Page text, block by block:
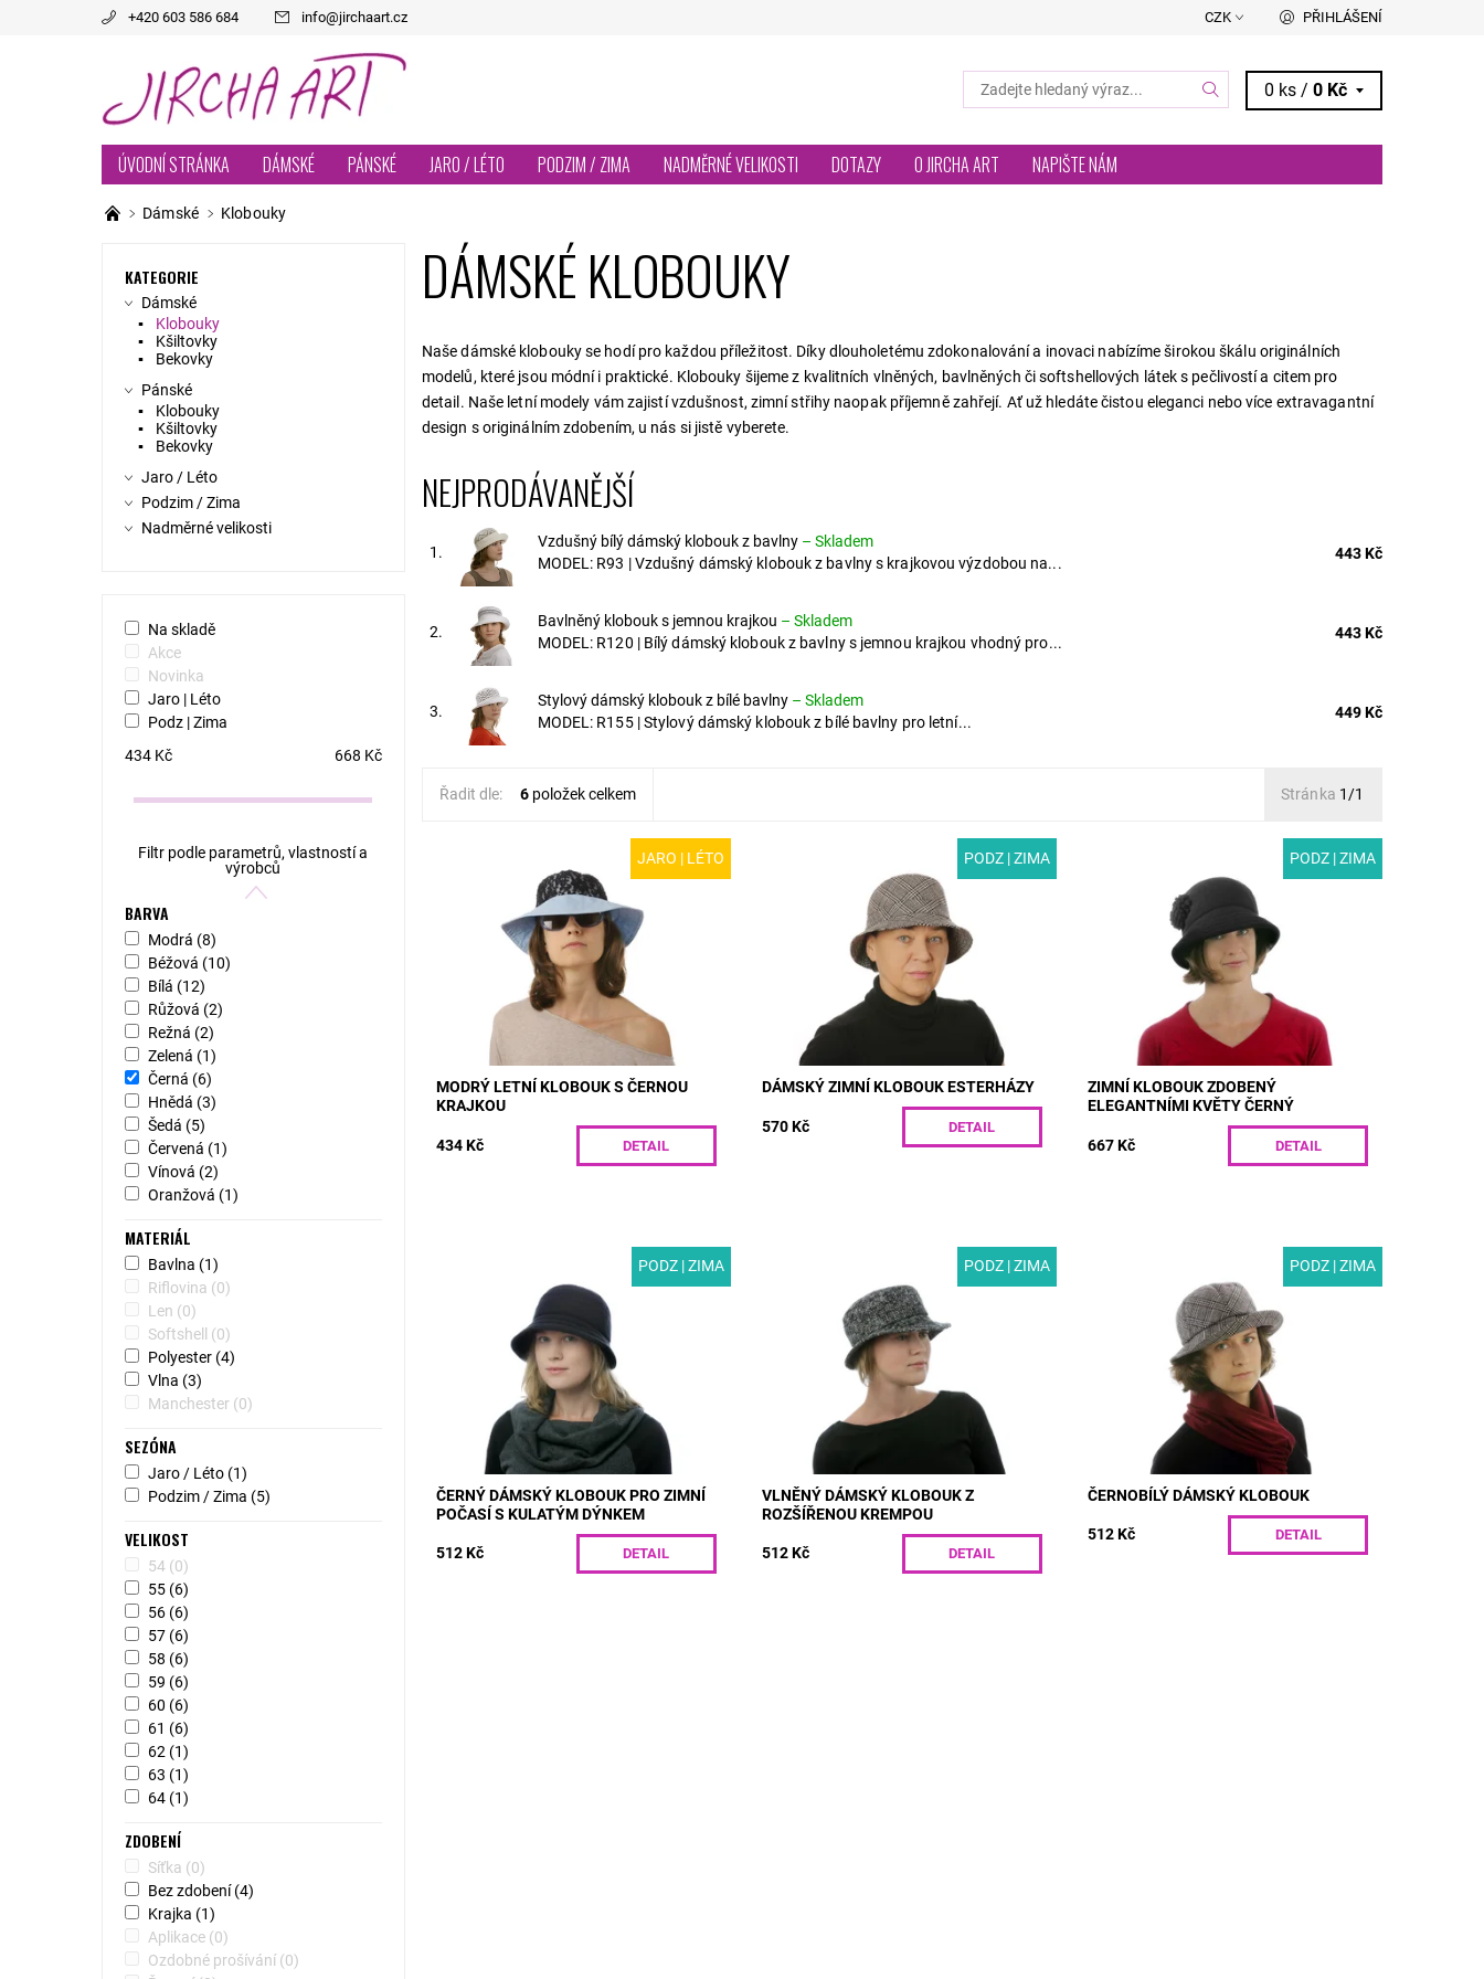
+420 603 586 684 info@jirchaart.cz CZK PŘIHLÁŠENÍ
0 ks /0 Kč
ÚVODNÍ STRÁNKA DÁMSKÉ PÁNSKÉ JARO / LÉTO PODZIM / ZIMA NADMĚRNÉ VELIKOSTI DOTAZY O JIRCHA ART NAPIŠTE NÁM
Dámské Klobouky
DÁMSKÉ KLOBOUKY
Naše dámské klobouky se hodí pro každou příležitost. Díky dlouholetému zdokonalování a inovaci nabízíme širokou škálu originálních
modelů, které jsou módní i praktické. Klobouky šijeme z kvalitních vlněných, bavlněných či softshellových látek s pečlivostí a citem pro
detail. Naše letní modely vám zajistí vzdušnost, zimní střihy naopak příjemně zahřejí. Ať už hledáte čistou eleganci nebo více extravagantní
design s originálním zdobením, u nás si jistě vyberete.
NEJPRODÁVANĚJŠÍ
1.
Vzdušný bílý dámský klobouk z bavlny – Skladem
MODEL: R93 | Vzdušný dámský klobouk z bavlny s krajkovou výzdobou na...
443 Kč
2.
Bavlněný klobouk s jemnou krajkou – Skladem
MODEL: R120 | Bílý dámský klobouk z bavlny s jemnou krajkou vhodný pro...
443 Kč
3.
Stylový dámský klobouk z bílé bavlny – Skladem
MODEL: R155 | Stylový dámský klobouk z bílé bavlny pro letní...
449 Kč
Řadit dle: 6položek celkem Stránka 1/1
JARO | LÉTO
MODEL: R202 | Originální dámský
klobouk na jaro a léto se šestidílným
dýnkem a širokou krempou. Bleděmodrá
bavlněná tkanina je doplněna...
Dostupnost:
Skladem
R202/55
MODRÝ LETNÍ KLOBOUK S ČERNOU
KRAJKOU
434 Kč DETAIL
PODZ | ZIMA
MODEL: T02-1D | Sportovní dámský
klobouk pro podzimní a zimní počasí.
Skvěle zahřeje a ochrání před deštěm i
sněhem. Úzká krempa...
Skladem
T02-1D/55
DÁMSKÝ ZIMNÍ KLOBOUK ESTERHÁZY
570 Kč DETAIL
PODZ | ZIMA
MODEL: G100-3 | Dámský zimní klobouk
zdobený elegantními ručně vyráběnými
květy. Zúžená zadní krempa dodává
klobouku moderní tvar a zároveň...
Dostupnost:
Skladem
G100-3/55
ZIMNÍ KLOBOUK ZDOBENÝ
ELEGANTNÍMI KVĚTY ČERNÝ
667 Kč DETAIL
PODZ | ZIMA
MODEL: G01-1 | Moderní černý dámský
klobouk pro zimní počasí s kulatým
dýnkem a štepovanou krempou. Ušitý
z polyesterové látky...
Dostupnost:
Skladem
G01-1/55
ČERNÝ DÁMSKÝ KLOBOUK PRO ZIMNÍ
POČASÍ S KULATÝM DÝNKEM
512 Kč DETAIL
PODZ | ZIMA
MODEL: T55 | Moderní dámský klobouk
pro podzim a zimu ušitý ze stylové
vlněné látky. Vlna v kombinaci
s podšívkou příjemně zahřeje a
Dostupnost:
Skladem
T55/55
VLNĚNÝ DÁMSKÝ KLOBOUK Z
ROZŠÍŘENOU KREMPOU
512 Kč DETAIL
PODZ | ZIMA
MODEL: V40 | Černobílý dámský klobouk
pro podzim a zimu. Díky kulaté hlavě a
zkrácené zadní krempě získává elegantní
vzhled. Vlněná látka doplněná...
Dostupnost:
Skladem
V40/55
ČERNOBÍLÝ DÁMSKÝ KLOBOUK
512 Kč DETAIL
KATEGORIE
Dámské
Klobouky
Kšiltovky
Bekovky
Pánské
Klobouky
Kšiltovky
Bekovky
Jaro / Léto
Podzim / Zima
Nadměrné velikosti
Na skladě
Akce
Novinka
Jaro | Léto
Podz | Zima
434Kč 668 Kč
Filtr podle parametrů, vlastností a
výrobců
BARVA
Modrá (8)
Béžová (10)
Bílá (12)
Růžová (2)
Režná (2)
Zelená (1)
Černá (6)
Hnědá (3)
Šedá (5)
Červená (1)
Vínová (2)
Oranžová (1)
MATERIÁL
Bavlna (1)
Riflovina (0)
Len (0)
Softshell (0)
Polyester (4)
Vlna (3)
Manchester (0)
SEZÓNA
Jaro / Léto (1)
Podzim / Zima (5)
VELIKOST
54 (0)
55 (6)
56 (6)
57 (6)
58 (6)
59 (6)
60 (6)
61 (6)
62 (1)
63 (1)
64 (1)
ZDOBENÍ
Síťka (0)
Bez zdobení(4)
Krajka (1)
Aplikace (0)
Ozdobné prošívání (0)